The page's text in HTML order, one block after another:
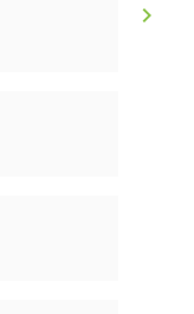
keyboard_arrow_right